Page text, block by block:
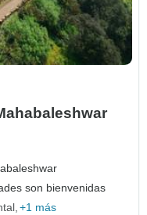
son bienvenidas
+1 más